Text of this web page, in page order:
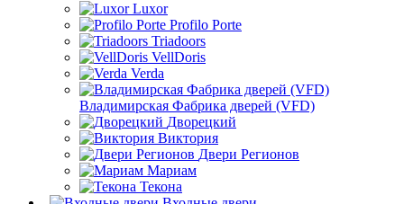
Luxor
Profilo Porte
Triadoors
VellDoris
Verda
Владимирская Фабрика дверей (VFD)
Дворецкий
Виктория
Двери Регионов
Мариам
Текона